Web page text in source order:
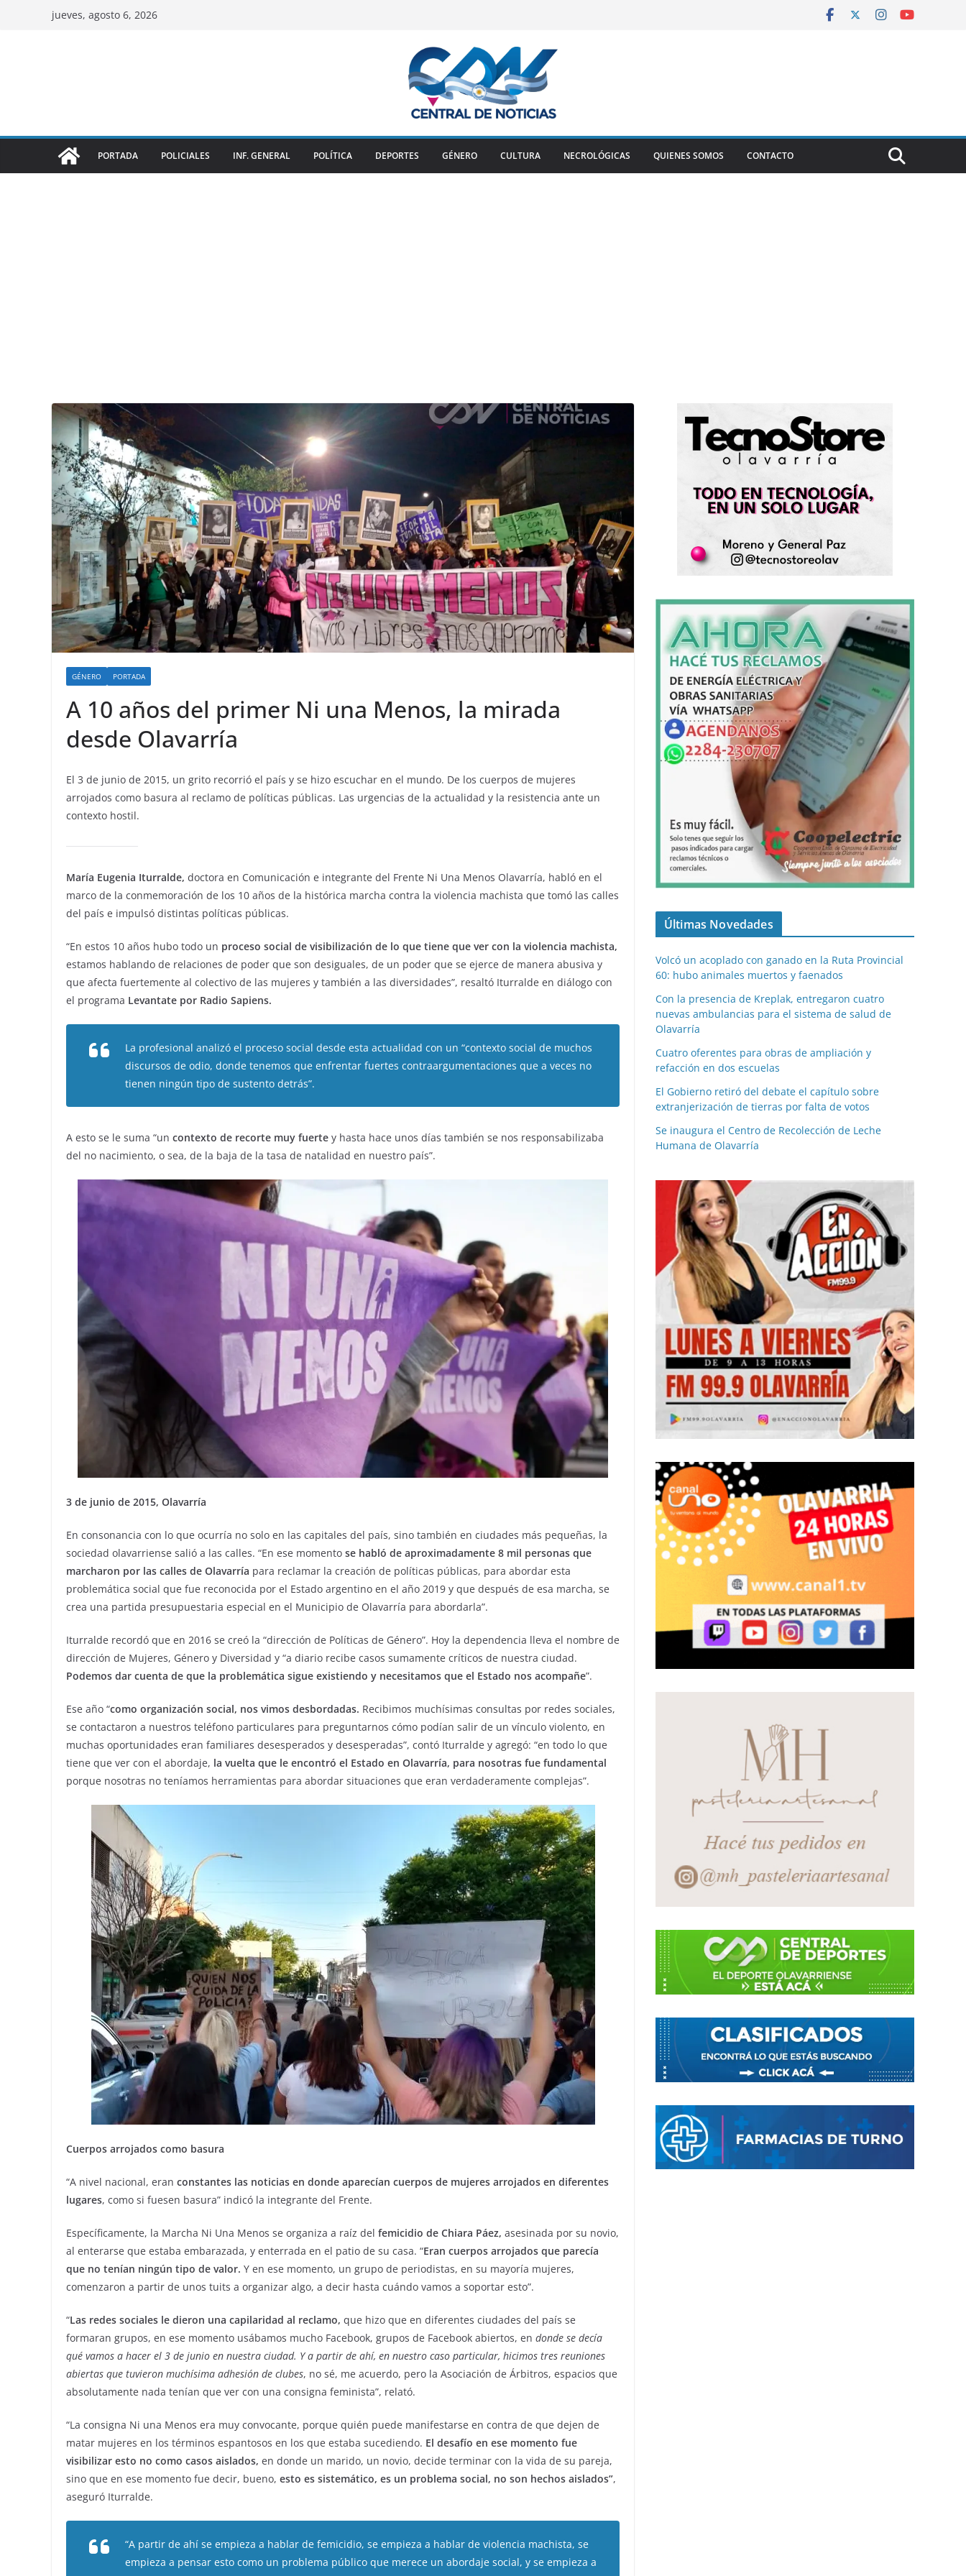
jueves, agosto 6, 2026
PORTADA POLICIALES INF. GENERAL POLÍTICA DEPORTES GÉNERO CULTURA NECROLÓGICAS QUIENES SOMOS CONTACTO
GÉNERO PORTADA
A 10 años del primer Ni una Menos, la mirada
desde Olavarría
El 3 de junio de 2015, un grito recorrió el país y se hizo escuchar en el mundo. De los cuerpos de mujeres
arrojados como basura al reclamo de políticas públicas. Las urgencias de la actualidad y la resistencia ante un
contexto hostil.
María Eugenia Iturralde, doctora en Comunicación e integrante del Frente Ni Una Menos Olavarría, habló en el
marco de la conmemoración de los 10 años de la histórica marcha contra la violencia machista que tomó las calles
del país e impulsó distintas políticas públicas.
“En estos 10 años hubo todo un proceso social de visibilización de lo que tiene que ver con la violencia machista,
estamos hablando de relaciones de poder que son desiguales, de un poder que se ejerce de manera abusiva y
que afecta fuertemente al colectivo de las mujeres y también a las diversidades”, resaltó Iturralde en diálogo con
el programa Levantate por Radio Sapiens.
La profesional analizó el proceso social desde esta actualidad con un “contexto social de muchos
discursos de odio, donde tenemos que enfrentar fuertes contraargumentaciones que a veces no
tienen ningún tipo de sustento detrás”.
A esto se le suma “un contexto de recorte muy fuerte y hasta hace unos días también se nos responsabilizaba
del no nacimiento, o sea, de la baja de la tasa de natalidad en nuestro país”.
3 de junio de 2015, Olavarría
En consonancia con lo que ocurría no solo en las capitales del país, sino también en ciudades más pequeñas, la
sociedad olavarriense salió a las calles. “En ese momento se habló de aproximadamente 8 mil personas que
marcharon por las calles de Olavarría para reclamar la creación de políticas públicas, para abordar esta
problemática social que fue reconocida por el Estado argentino en el año 2019 y que después de esa marcha, se
crea una partida presupuestaria especial en el Municipio de Olavarría para abordarla”.
Iturralde recordó que en 2016 se creó la “dirección de Políticas de Género”. Hoy la dependencia lleva el nombre de
dirección de Mujeres, Género y Diversidad y “a diario recibe casos sumamente críticos de nuestra ciudad.
Podemos dar cuenta de que la problemática sigue existiendo y necesitamos que el Estado nos acompañe”.
Ese año “como organización social, nos vimos desbordadas. Recibimos muchísimas consultas por redes sociales,
se contactaron a nuestros teléfono particulares para preguntarnos cómo podían salir de un vínculo violento, en
muchas oportunidades eran familiares desesperados y desesperadas”, contó Iturralde y agregó: “en todo lo que
tiene que ver con el abordaje, la vuelta que le encontró el Estado en Olavarría, para nosotras fue fundamental
porque nosotras no teníamos herramientas para abordar situaciones que eran verdaderamente complejas”.
Cuerpos arrojados como basura
“A nivel nacional, eran constantes las noticias en donde aparecían cuerpos de mujeres arrojados en diferentes
lugares, como si fuesen basura” indicó la integrante del Frente.
Específicamente, la Marcha Ni Una Menos se organiza a raíz del femicidio de Chiara Páez, asesinada por su novio,
al enterarse que estaba embarazada, y enterrada en el patio de su casa. “Eran cuerpos arrojados que parecía
que no tenían ningún tipo de valor. Y en ese momento, un grupo de periodistas, en su mayoría mujeres,
comenzaron a partir de unos tuits a organizar algo, a decir hasta cuándo vamos a soportar esto”.
“Las redes sociales le dieron una capilaridad al reclamo, que hizo que en diferentes ciudades del país se
formaran grupos, en ese momento usábamos mucho Facebook, grupos de Facebook abiertos, en donde se decía
qué vamos a hacer el 3 de junio en nuestra ciudad. Y a partir de ahí, en nuestro caso particular, hicimos tres reuniones
abiertas que tuvieron muchísima adhesión de clubes, no sé, me acuerdo, pero la Asociación de Árbitros, espacios que
absolutamente nada tenían que ver con una consigna feminista”, relató.
“La consigna Ni una Menos era muy convocante, porque quién puede manifestarse en contra de que dejen de
matar mujeres en los términos espantosos en los que estaba sucediendo. El desafío en ese momento fue
visibilizar esto no como casos aislados, en donde un marido, un novio, decide terminar con la vida de su pareja,
sino que en ese momento fue decir, bueno, esto es sistemático, es un problema social, no son hechos aislados”,
aseguró Iturralde.
“A partir de ahí se empieza a hablar de femicidio, se empieza a hablar de violencia machista, se
empieza a pensar esto como un problema público que merece un abordaje social, y se empieza a
Últimas Novedades
Volcó un acoplado con ganado en la Ruta Provincial
60: hubo animales muertos y faenados
Con la presencia de Kreplak, entregaron cuatro
nuevas ambulancias para el sistema de salud de
Olavarría
Cuatro oferentes para obras de ampliación y
refacción en dos escuelas
El Gobierno retiró del debate el capítulo sobre
extranjerización de tierras por falta de votos
Se inaugura el Centro de Recolección de Leche
Humana de Olavarría